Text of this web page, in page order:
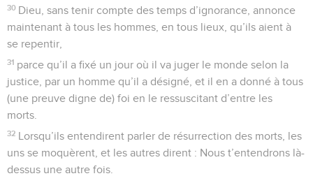
30 Dieu, sans tenir compte des temps d’ignorance, annonce
maintenant à tous les hommes, en tous lieux, qu’ils aient à
se repentir,
31 parce qu’il a fixé un jour où il va juger le monde selon la
justice, par un homme qu’il a désigné, et il en a donné à tous
(une preuve digne de) foi en le ressuscitant d’entre les
morts.
32 Lorsqu’ils entendirent parler de résurrection des morts, les
uns se moquèrent, et les autres dirent : Nous t’entendrons là-
dessus une autre fois.